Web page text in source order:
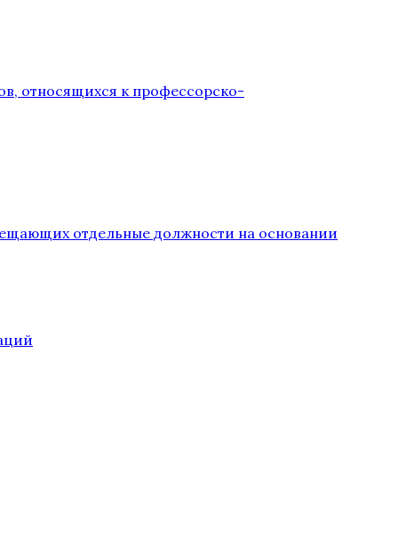
относящихся к профессорско-
отдельные должности на основании